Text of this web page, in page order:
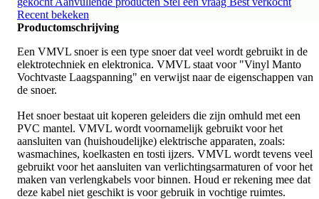
Recent bekeken
Productomschrijving
Een VMVL snoer is een type snoer dat veel wordt gebruikt in de
elektrotechniek en elektronica. VMVL staat voor "Vinyl Manto
Vochtvaste Laagspanning" en verwijst naar de eigenschappen van
de snoer.
Het snoer bestaat uit koperen geleiders die zijn omhuld met een
PVC mantel. VMVL wordt voornamelijk gebruikt voor het
aansluiten van (huishoudelijke) elektrische apparaten, zoals:
wasmachines, koelkasten en tosti ijzers. VMVL wordt tevens veel
gebruikt voor het aansluiten van verlichtingsarmaturen of voor het
maken van verlengkabels voor binnen. Houd er rekening mee dat
deze kabel niet geschikt is voor gebruik in vochtige ruimtes.